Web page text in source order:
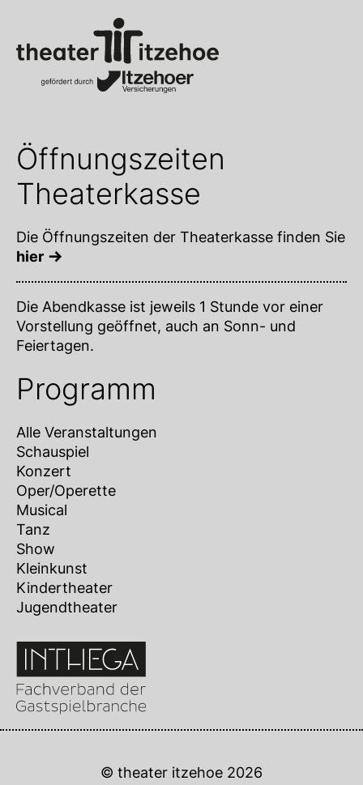
Öffnungszeiten
Theaterkasse
Die Öffnungszeiten der Theaterkasse finden Sie
hier
Die Abendkasse ist jeweils 1 Stunde vor einer
Vorstellung geöffnet, auch an Sonn- und
Feiertagen.
Programm
Alle Veranstaltungen
Schauspiel
Konzert
Oper/Operette
Musical
Tanz
Show
Kleinkunst
Kindertheater
Jugendtheater
© theater itzehoe 2026